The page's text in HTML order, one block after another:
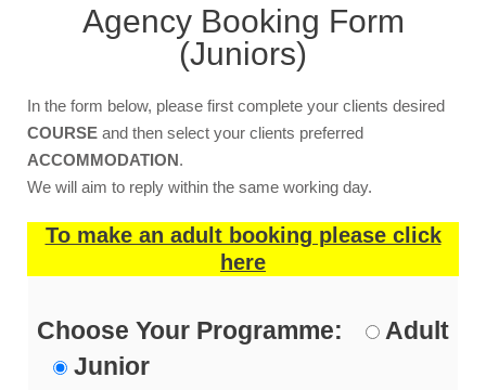
Agent Terms
Agency Booking (Adults)
Zakelijk Engels
Agency Booking (Juniors)
Breadcrumb
Agency Booking Form
(Juniors)
In the form below, please first complete your clients desired
COURSE and then select your clients preferred
ACCOMMODATION.
We will aim to reply within the same working day.
To make an adult booking please click
here
Choose Your Programme:
Adult
Junior